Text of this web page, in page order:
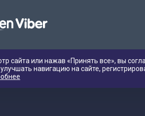
сайта или нажав «Принять все», вы
навигацию на сайте,